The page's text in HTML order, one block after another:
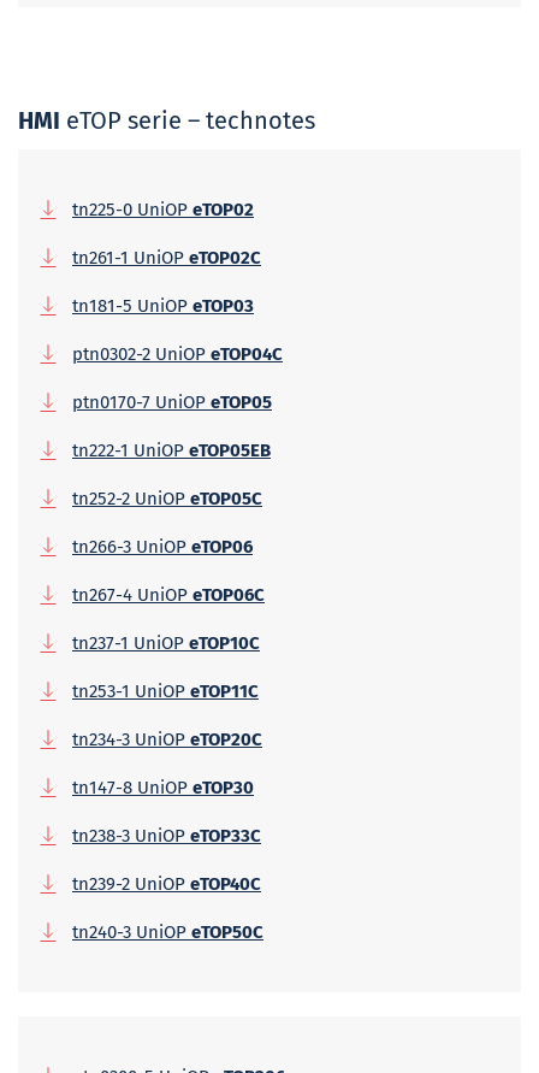
HMI eTOP serie – technotes
tn225-0 UniOP eTOP02
tn261-1 UniOP eTOP02C
tn181-5 UniOP eTOP03
ptn0302-2 UniOP eTOP04C
ptn0170-7 UniOP eTOP05
tn222-1 UniOP eTOP05EB
tn252-2 UniOP eTOP05C
tn266-3 UniOP eTOP06
tn267-4 UniOP eTOP06C
tn237-1 UniOP eTOP10C
tn253-1 UniOP eTOP11C
tn234-3 UniOP eTOP20C
tn147-8 UniOP eTOP30
tn238-3 UniOP eTOP33C
tn239-2 UniOP eTOP40C
tn240-3 UniOP eTOP50C